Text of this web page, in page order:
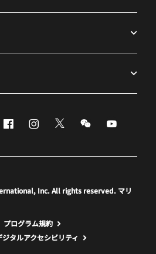
Facebook
新しいウィンドウで開く
Instagram
新しいウィンドウで開く
Twitter
新しいウィンドウで開
Messenger
新しいウィンド
新しいウ
Inc. All rights reserved. マリ
ドウで開く
プログラム規約
ジタルアクセシビリティ